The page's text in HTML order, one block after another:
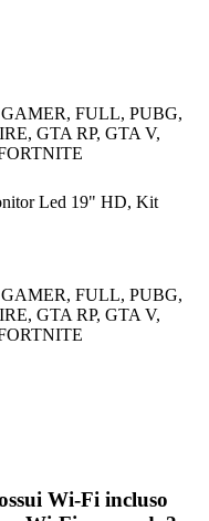
FULL, PUBG,
GTA RP, GTA V,
Led 19" HD, Kit
FULL, PUBG,
GTA RP, GTA V,
Wi-Fi incluso